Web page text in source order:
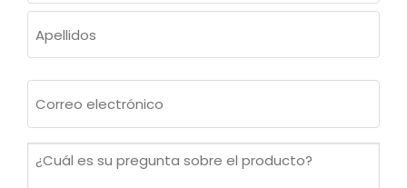
Nombre
electrónico
¿Cuál